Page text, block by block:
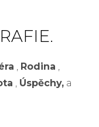
, Rodina ,
, Úspěchy, a